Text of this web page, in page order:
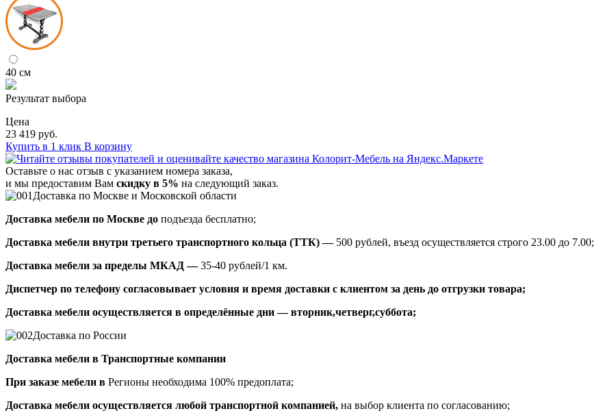
40 см
Результат выбора
Цена
23 419 руб.
Купить в 1 клик В корзину
Оставьте о нас отзыв с указанием номера заказа,
и мы предоставим Вам скидку в 5% на следующий заказ.
Доставка по Москве и Московской области
Доставка мебели по Москве до подъезда бесплатно;
Доставка мебели внутри третьего транспортного кольца (ТТК) —500 рублей, въезд осуществляется строго 23.00 до 7.00;
Доставка мебели за пределы МКАД —35-40 рублей/1 км.
Диспетчер по телефону согласовывает условия и время доставки с клиентом за день до отгрузки товара;
Доставка мебели осуществляется в определённые дни — вторник,четверг,суббота;
Доставка по России
Доставка мебели в Транспортные компании
При заказе мебели в Регионы необходима 100% предоплата;
Доставка мебели осуществляется любой транспортной компанией, на выбор клиента по согласованию;